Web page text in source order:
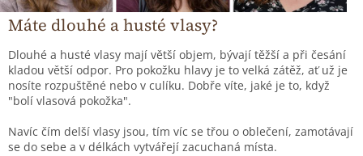
Máte dlouhé a husté vlasy?
Dlouhé a husté vlasy mají větší objem, bývají těžší a při česání
kladou větší odpor. Pro pokožku hlavy je to velká zátěž, ať už je
nosíte rozpuštěné nebo v culíku. Dobře víte, jaké je to, když
"bolí vlasová pokožka".
Navíc čím delší vlasy jsou, tím víc se třou o oblečení, zamotávají
se do sebe a v délkách vytvářejí zacuchaná místa.